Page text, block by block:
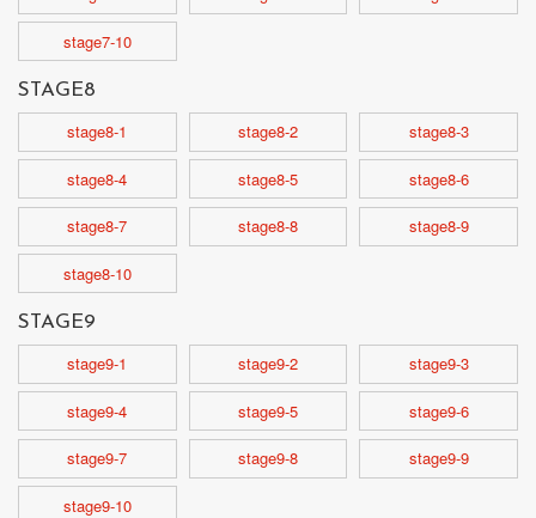
stage7-10
STAGE8
stage8-1 stage8-2 stage8-3
stage8-4 stage8-5 stage8-6
stage8-7 stage8-8 stage8-9
stage8-10
STAGE9
stage9-1 stage9-2 stage9-3
stage9-4 stage9-5 stage9-6
stage9-7 stage9-8 stage9-9
stage9-10